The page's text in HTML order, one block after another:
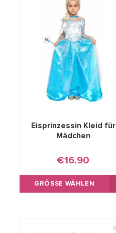
Eisprinzessin Kleid für
Mädchen
€16.90
GRÖSSE WÄHLEN